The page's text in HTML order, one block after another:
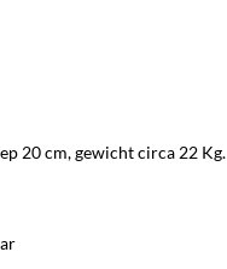
20 cm, gewicht circa 22 Kg.